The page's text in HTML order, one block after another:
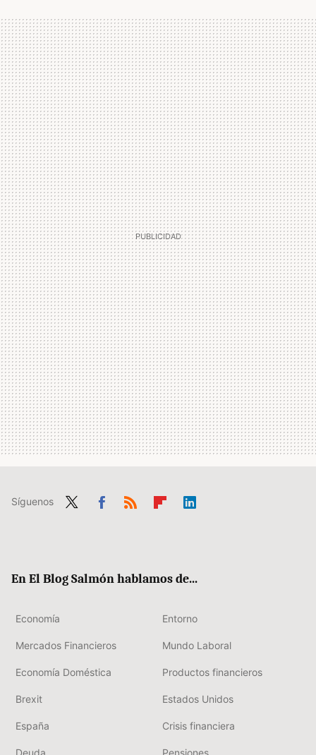
Síguenos
En El Blog Salmón hablamos de...
Economía Entorno
Mercados Financieros Mundo Laboral
Economía Doméstica Productos financieros
Brexit Estados Unidos
España Crisis financiera
Deuda Pensiones